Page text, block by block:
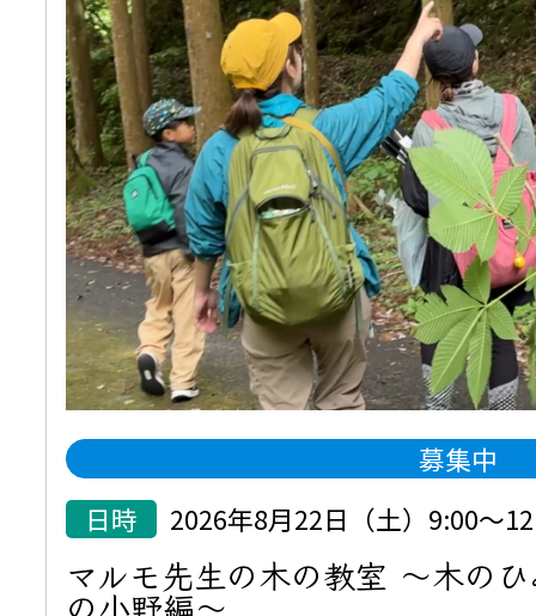
募集中
日時
2026年8月22日（土）9:00～
マルモ先生の木の教室 ～木の